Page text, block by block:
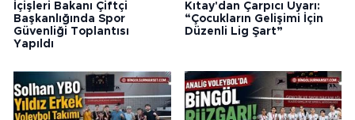
İçişleri Bakanı Çiftçi
Başkanlığında Spor
Güvenliği Toplantısı
Yapıldı
Kıtay'dan Çarpıcı Uyarı:
“Çocukların Gelişimi İçin
Düzenli Lig Şart”